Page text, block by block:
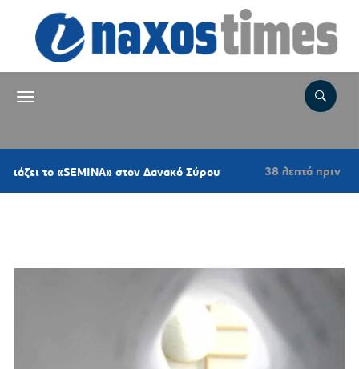
«SEMINA» στον Δανακό Σύρου 38 λεπτά πριν Ψήφισμα